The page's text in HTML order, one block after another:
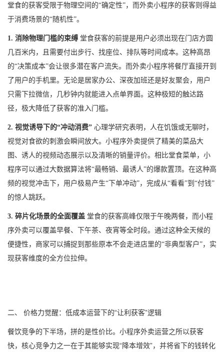
堂食的获客受限于物理空间的“确定性”，而外卖小程序的获客则得益
于消费场景的“随机性”。
1. 消除物理门槛的束缚 堂食获客的前提是用户必须出现在门店方圆
几百米内，且需要付出步行、找座位、排队等时间成本。这种高昂
的“决策成本”会让很多潜在客户流失。而外卖小程序将餐厅直接开到
了用户的手机里。无论是居家办公、深夜加班还是好友聚会，用户
只需下拉微信，几秒钟内就能进入点单界面。这种极短的触达路
径，极大降低了获客的准入门槛。
2. 视觉诱导下的“冲动消费” 心理学研究表明，人在饥饿或无聊时，
视觉对食欲的刺激会瞬间放大。小程序外卖提供了精美的菜品大
图、诱人的视频动态展示以及清晰的销量评价。相比堂食菜单，小
程序可以通过大数据算法将“最畅销、最诱人”的爆款置顶。在这种高
频的视觉冲击下，用户极易产生“下单冲动”，完成从“看看”到“付钱”
的惊人跳跃。
3. 碎片化场景的全面覆盖 堂食的获客高峰仅限于午晚两餐，而小程
序外卖可以覆盖早餐、下午茶、夜宵等全时段。通过这种全天候的
便捷性，商家可以捕捉到那些原本不会走进店里的“非典型客户”，实
现获客维度的全方位拉伸。
二、 价格力觉醒：低成本运营下的“让利获客”逻辑
餐饮竞争的下半场，拼的是性价比。小程序外卖运营之所以获客
快，核心竞争力之一在于其能够实现“降本增效”，并将省下的钱转化